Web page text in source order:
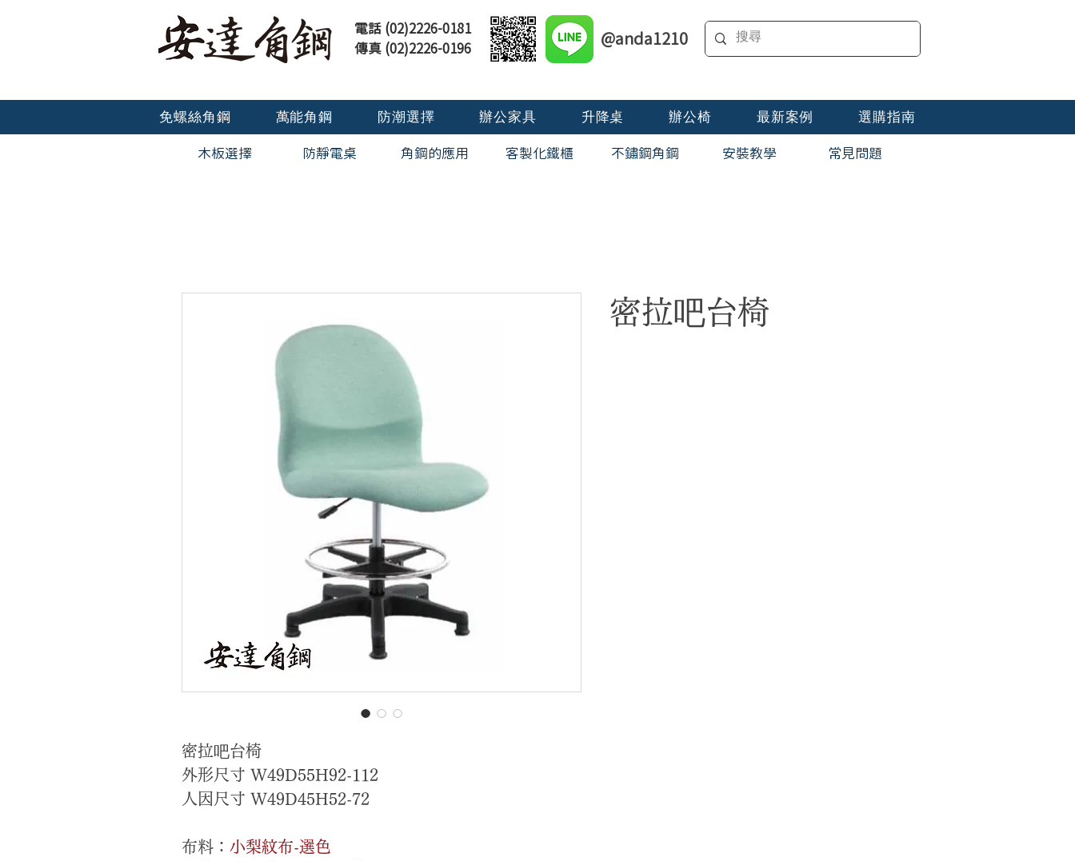
電話 (02)2226-0181
傳真 (02)2226-0196
@anda1210
免螺絲角鋼 萬能角鋼 防潮選擇 辦公家具 升降桌 辦公椅 最新案例 選購指南
木板選擇 防靜電桌 角鋼的應用 ​客製化鐵櫃 不鏽鋼角鋼 安裝教學 ​常見問題
密拉吧台椅
外形尺寸 W49D55H92-112
人因尺寸 W49D45H52-72
布料： 小梨紋布-選色
密拉吧台椅